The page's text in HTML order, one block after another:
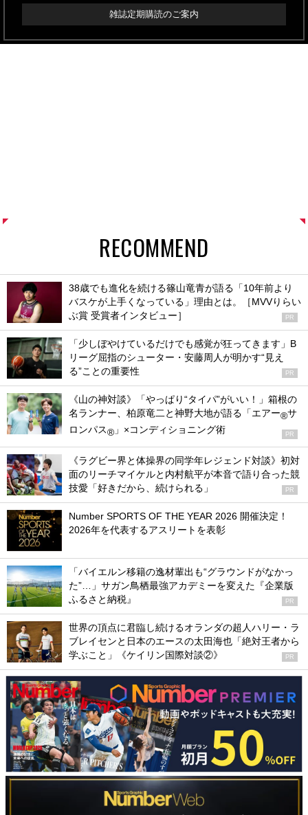
雑誌定期購読のご案内
RECOMMEND
38歳でも進化を続ける篠山竜青が語る「10年前より
バスケが上手くなっている」理由とは。［MVVりらい
ぶ賞 受賞者インタビュー］
PR
「少しぼやけているだけでも感覚が狂ってきます」B
リーグ屈指のシューター・安藤周人が明かす“見え
る”ことの重要性
PR
《山の神対談》「やっぱり“タイパ”がいい！」箱根の
名ランナー、柏原竜二と神野大地が語る「エアー®サ
ロンパス® 」×コンディショニング術 PR
《ラグビー界と体操界の同学年レジェンド対談》初対
面のリーチマイケルと内村航平が本音で語り合った競
技愛「好きだから、続けられる」
PR
Number SPORTS OF THE YEAR 2026 開催決定！
2026年を代表するアスリートを表彰
「バイエルン移籍の逸材輩出も“グラウンドがなかっ
た”…」サガン鳥栖最強アカデミーを変えた『企業版
ふるさと納税』
PR
世界の頂点に君臨し続けるオランダの超人ハリー・ラ
ブレイセンと日本のエースの太田海也「絶対王者から
学ぶこと」《ケイリン国際対談②》
PR